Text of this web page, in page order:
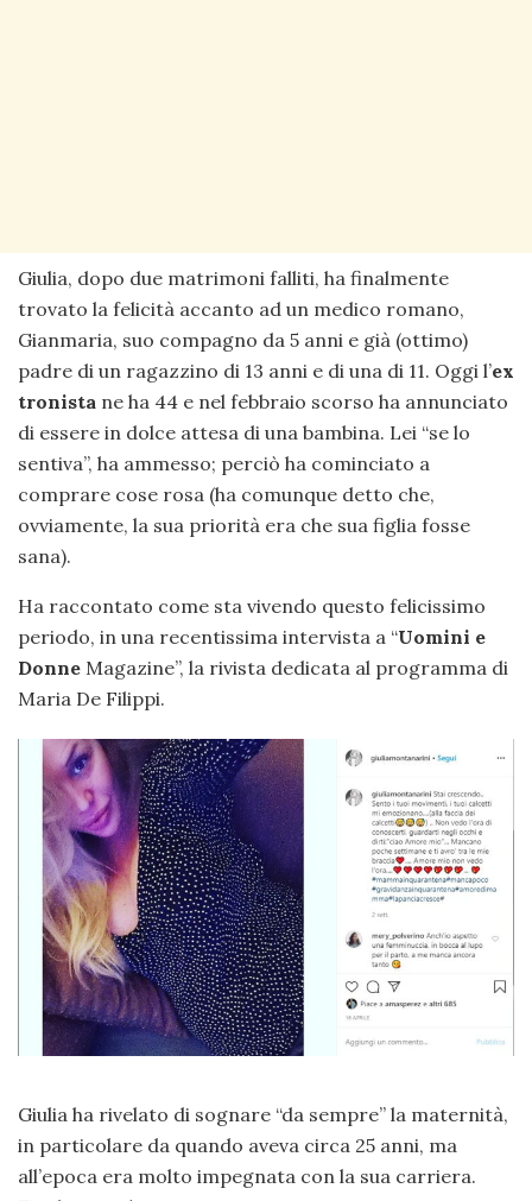
Giulia, dopo due matrimoni falliti, ha finalmente
trovato la felicità accanto ad un medico romano,
Gianmaria, suo compagno da 5 anni e già (ottimo)
padre di un ragazzino di 13 anni e di una di 11. Oggi l’ex
tronista ne ha 44 e nel febbraio scorso ha annunciato
di essere in dolce attesa di una bambina. Lei “se lo
sentiva”, ha ammesso; perciò ha cominciato a
comprare cose rosa (ha comunque detto che,
ovviamente, la sua priorità era che sua figlia fosse
sana).
Ha raccontato come sta vivendo questo felicissimo
periodo, in una recentissima intervista a “Uomini e
Donne Magazine”, la rivista dedicata al programma di
Maria De Filippi.
Giulia ha rivelato di sognare “da sempre” la maternità,
in particolare da quando aveva circa 25 anni, ma
all’epoca era molto impegnata con la sua carriera.